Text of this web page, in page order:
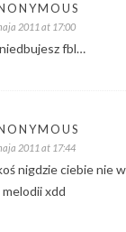
2011 at 17:00
fbl…
2011 at 17:44
nigdzie ciebie nie
xdd